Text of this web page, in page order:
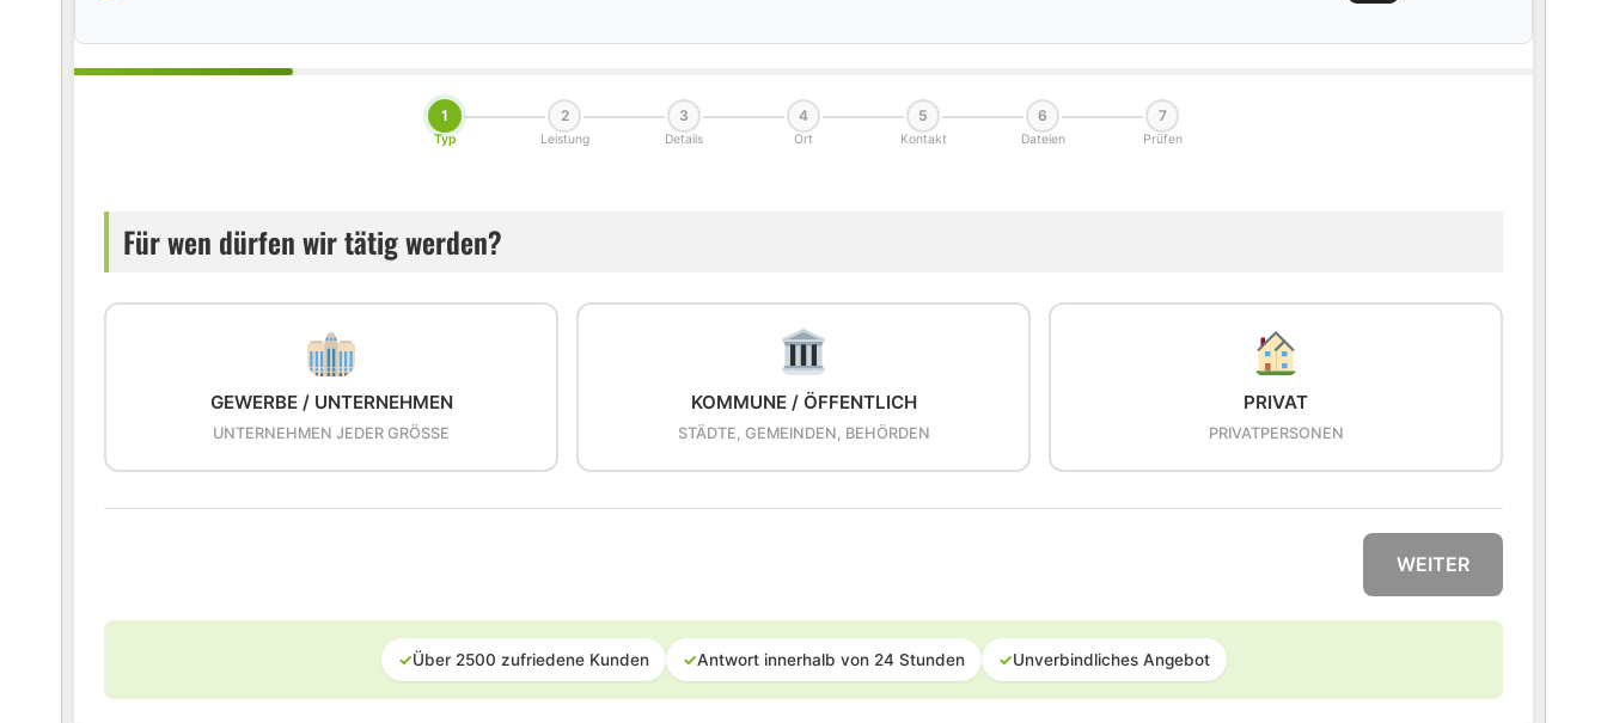
1
Typ
2
Leistung
3
Details
4
Ort
5
Kontakt
6
Dateien
7
Prüfen
Für wen dürfen wir tätig werden?
GEWERBE / UNTERNEHMEN
UNTERNEHMEN JEDER GRÖSSE
KOMMUNE / ÖFFENTLICH
STÄDTE, GEMEINDEN, BEHÖRDEN
PRIVAT
PRIVATPERSONEN
WEITER
✓Über 2500 zufriedene Kunden ✓Antwort innerhalb von 24 Stunden ✓Unverbindliches Angebot